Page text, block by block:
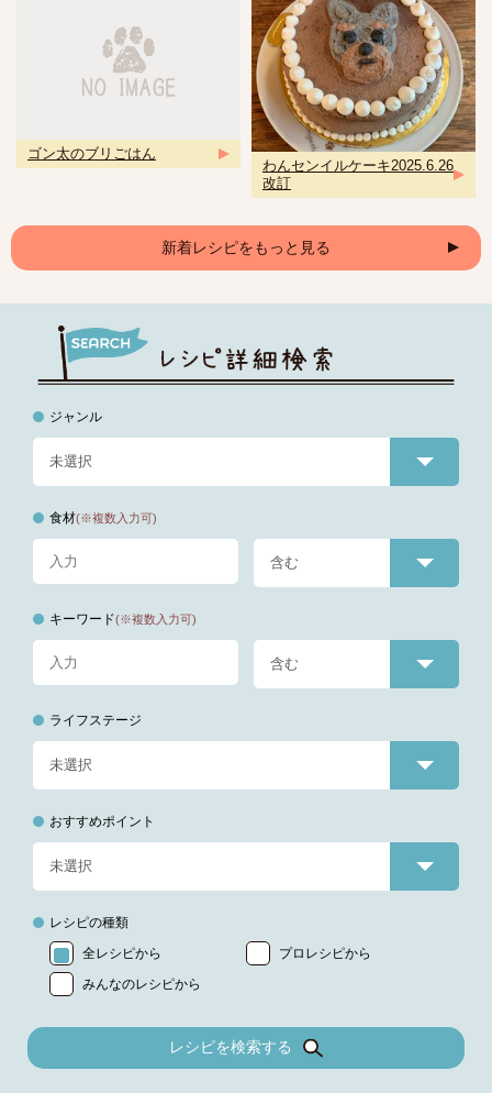
ゴン太のブリごはん
わんセンイルケーキ2025.6.26
改訂
新着レシピをもっと見る
ジャンル
食材(※複数入力可)
キーワード(※複数入力可)
ライフステージ
おすすめポイント
レシピの種類
全レシピから
プロレシピから
みんなのレシピから
レシピを検索する